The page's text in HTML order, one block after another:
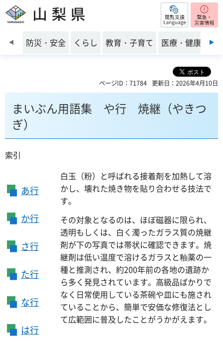
山梨県 閲覧支援
前のスライドを表示
防災・安全 くらし 教育・子育て 医療・健康・福
ページID：71784 更新日：2026年4月10日
まいぶん用語集 や行 焼継（やきつ
ぎ）
索引
あ行
か行
さ行
た行
な行
は行
白玉（粉）と呼ばれる接着剤を加熱して溶
かし、壊れた焼き物を貼り合わせる技法で
す。
その対象となるのは、ほぼ磁器に限られ、
透明もしくは、白く濁ったガラス質の焼継
剤が下の写真では帯状に確認できます。焼
継剤は低い温度で溶けるガラスと釉薬の一
種と推測され、約200年前の各地の遺跡か
ら多く発見されています。高級品ばかりで
なく日常使用している茶碗や皿にも施され
ていることから、簡単で安価な修復法とし
て広範囲に普及したことがうかがえます。